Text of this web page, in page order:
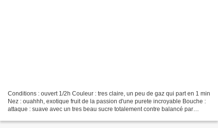
Conditions : ouvert 1/2h Couleur : tres claire, un peu de gaz qui part en 1 min
Nez : ouahhh, exotique fruit de la passion d'une purete incroyable Bouche :
attaque : suave avec un tres beau sucre totalement contre balancé par